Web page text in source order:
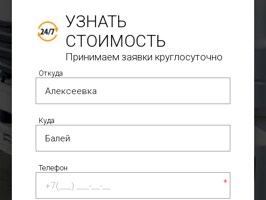
УЗНАТЬ
СТОИМОСТЬ
Принимаем заявки круглосуточно
Откуда
Куда
Телефон
*